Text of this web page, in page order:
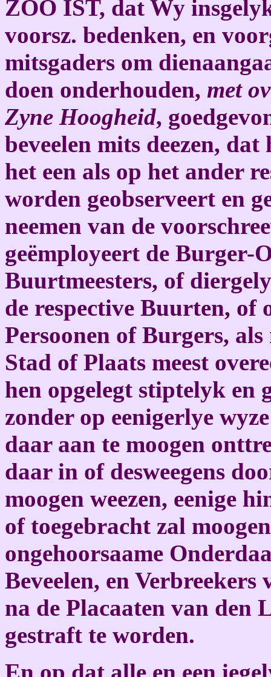
ZOO IST, dat Wy
voorsz. bedenken, en
mitsgaders om
doen onderhouden, met
Zyne Hoogheid,
beveelen mits deezen, dat
het een als op het ander
worden geobserveert en
neemen van de
geëmployeert de Burger-
Buurtmeesters, of
de respective Buurten, of
Persoonen of Burgers,
Stad of Plaats meest
hen opgelegt stiptelyk en
zonder op eenigerlye
daar aan te moogen
daar in of desweegens
moogen weezen, eenige
of toegebracht zal
ongehoorsaame
Beveelen, en
na de Placaaten van den
gestraft te worden.